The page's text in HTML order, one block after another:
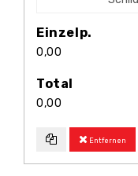
Einzelp.
0,00
Total
0,00
Entfernen